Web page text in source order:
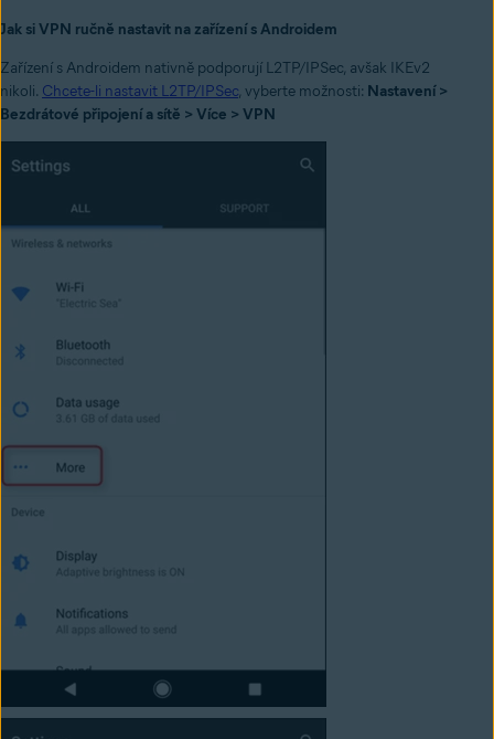
Jak si VPN ručně nastavit na zařízení s Androidem
Zařízení s Androidem nativně podporují L2TP/IPSec, avšak IKEv2
nikoli. Chcete-li nastavit L2TP/IPSec, vyberte možnosti: Nastavení >
Bezdrátové připojení a sítě > Více > VPN